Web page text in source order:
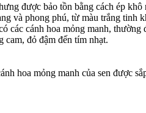
được bảo tồn bằng cách ép
và phong phú, từ màu trắng
các cánh hoa mỏng manh,
cam, đỏ đậm đến tím nhạt.
hoa mỏng manh của sen được